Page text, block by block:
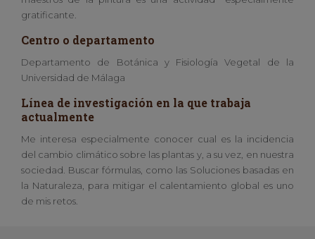
gratificante.
Centro o departamento
Departamento de Botánica y Fisiología Vegetal de la
Universidad de Málaga
Línea de investigación en la que trabaja
actualmente
Me interesa especialmente conocer cual es la incidencia
del cambio climático sobre las plantas y, a su vez, en nuestra
sociedad. Buscar fórmulas, como las Soluciones basadas en
la Naturaleza, para mitigar el calentamiento global es uno
de mis retos.